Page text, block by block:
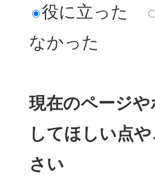
役に立った
なかった
現在のページ
してほしい点
さい